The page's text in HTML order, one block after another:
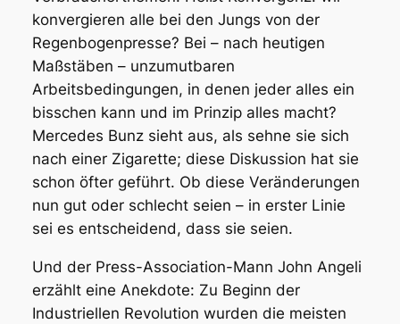
konvergieren alle bei den Jungs von der
Regenbogenpresse? Bei – nach heutigen
Maßstäben – unzumutbaren
Arbeitsbedingungen, in denen jeder alles ein
bisschen kann und im Prinzip alles macht?
Mercedes Bunz sieht aus, als sehne sie sich
nach einer Zigarette; diese Diskussion hat sie
schon öfter geführt. Ob diese Veränderungen
nun gut oder schlecht seien – in erster Linie
sei es entscheidend, dass sie seien.
Und der Press-Association-Mann John Angeli
erzählt eine Anekdote: Zu Beginn der
Industriellen Revolution wurden die meisten